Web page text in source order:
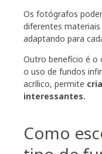
Os fotógrafos
diferentes
adaptando para
Outro benefício é o
o uso de fundos
acrílico, permite
interessantes.
Como